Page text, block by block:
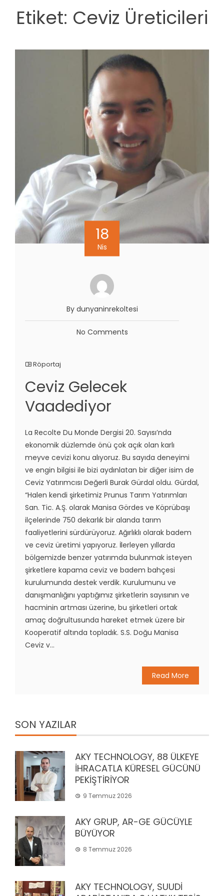
Etiket: Ceviz Üreticileri
18
Nis
By dunyaninrekoltesi
No Comments
Röportaj
Ceviz Gelecek
Vaadediyor
La Recolte Du Monde Dergisi 20. Sayısı’nda
ekonomik düzlemde önü çok açık olan karlı
meyve cevizi konu alıyoruz. Bu sayıda deneyimi
ve engin bilgisi ile bizi aydınlatan bir diğer isim de
Ceviz Yatırımcısı Değerli Burak Gürdal oldu. Gürdal,
“Halen kendi şirketimiz Prunus Tarım Yatırımları
San. Tic. A.Ş. olarak Manisa Gördes ve Köprübaşı
ilçelerinde 750 dekarlık bir alanda tarım
faaliyetlerini sürdürüyoruz. Ağırlıklı olarak badem
ve ceviz üretimi yapıyoruz. İlerleyen yıllarda
bölgemizde benzer yatırımda bulunmak isteyen
şirketlere kapama ceviz ve badem bahçesi
kurulumunda destek verdik. Kurulumunu ve
danışmanlığını yaptığımız şirketlerin sayısının ve
hacminin artması üzerine, bu şirketleri ortak
amaç doğrultusunda hareket etmek üzere bir
Kooperatif altında topladık. S.S. Doğu Manisa
Ceviz v...
Read More
SON YAZILAR
AKY TECHNOLOGY, 88 ÜLKEYE
İHRACATLA KÜRESEL GÜCÜNÜ
PEKİŞTİRİYOR
9 Temmuz 2026
AKY GRUP, AR-GE GÜCÜYLE
BÜYÜYOR
8 Temmuz 2026
AKY TECHNOLOGY, SUUDİ